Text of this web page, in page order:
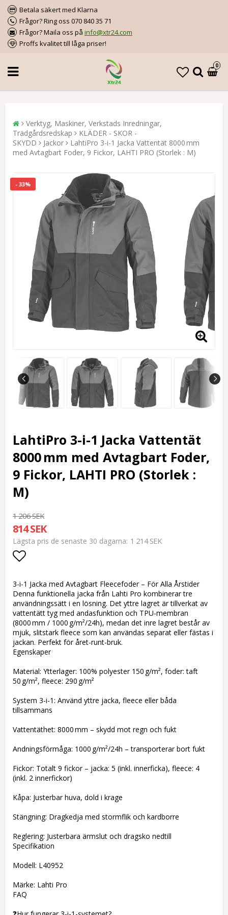
Betala säkert med Klarna
Frågor? Ring oss 070 840 35 71
Frågor? Maila oss på info@xtr24.com
Proffs kvalitet till låga priser!
0
Verktyg, Maskiner, Verkstads Inredningar,
Trädgårdsredskap
KLÄDER - SKOR -
SKYDD
Jackor
LahtiPro 3-i-1 Jacka Vattentät 8000 mm
med Avtagbart Foder, 9 Fickor, LAHTI PRO (Storlek : M)
- 33%
LahtiPro 3-i-1 Jacka Vattentät
8000 mm med Avtagbart Foder,
9 Fickor, LAHTI PRO (Storlek :
M)
1 206 SEK
814 SEK
Lägsta pris de senaste 30 dagarna 1 214 SEK
Lägg till i favoritlistan
3-i-1 Jacka med Avtagbart Fleecefoder – För Alla Årstider
Denna funktionella jacka från Lahti Pro kombinerar tre
användningssätt i en lösning. Det yttre lagret är tillverkat av
vattentätt tyg med andasfunktion och TPU-membran
(8000 mm / 1000 g/m²/24h), medan det inre lagret består av
mjuk, slitstark fleece som kan användas separat eller fästas i
jackan. Perfekt för året-runt-bruk.
Egenskaper
Material: Ytterlager: 100% polyester 150 g/m², foder: taft
50 g/m², fleece: 290 g/m²
System 3-i-1: Använd yttre jacka, fleece eller båda
tillsammans
Vattentäthet: 8000 mm – skydd mot regn och fukt
Andningsförmåga: 1000 g/m²/24h – transporterar bort fukt
Fickor: Totalt 9 fickor – jacka: 5 (inkl. innerficka), fleece: 4
(inkl. 2 innerfickor)
Kåpa: Justerbar huva, dold i krage
Stängning: Dragkedja med stormflik och kardborre
Reglering: Justerbara ärmslut och dragsko nedtill
Specifikation
Modell: L40952
Märke: Lahti Pro
FAQ